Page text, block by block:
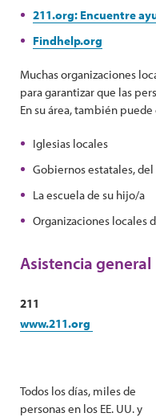
211.org: Encuentre
Findhelp.org
Muchas organizaciones
para garantizar que las
En su área, también
Iglesias locales
Gobiernos estatales,
La escuela de su hijo/a
Organizaciones locales
Asistencia general
211
www.211.org
Todos los días, miles de
personas en los EE. UU. y